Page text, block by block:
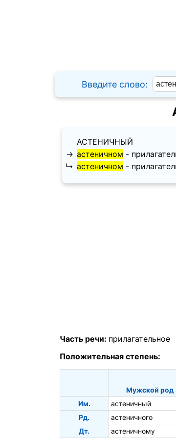
Введите слово:
АСТЕНИЧНЫЙ
→ астеничном -
↳ астеничном -
Часть речи: прилагательное
Положительная степень:
Мужской род
Им.
астеничный
Рд.
астеничного
Дт.
астеничному